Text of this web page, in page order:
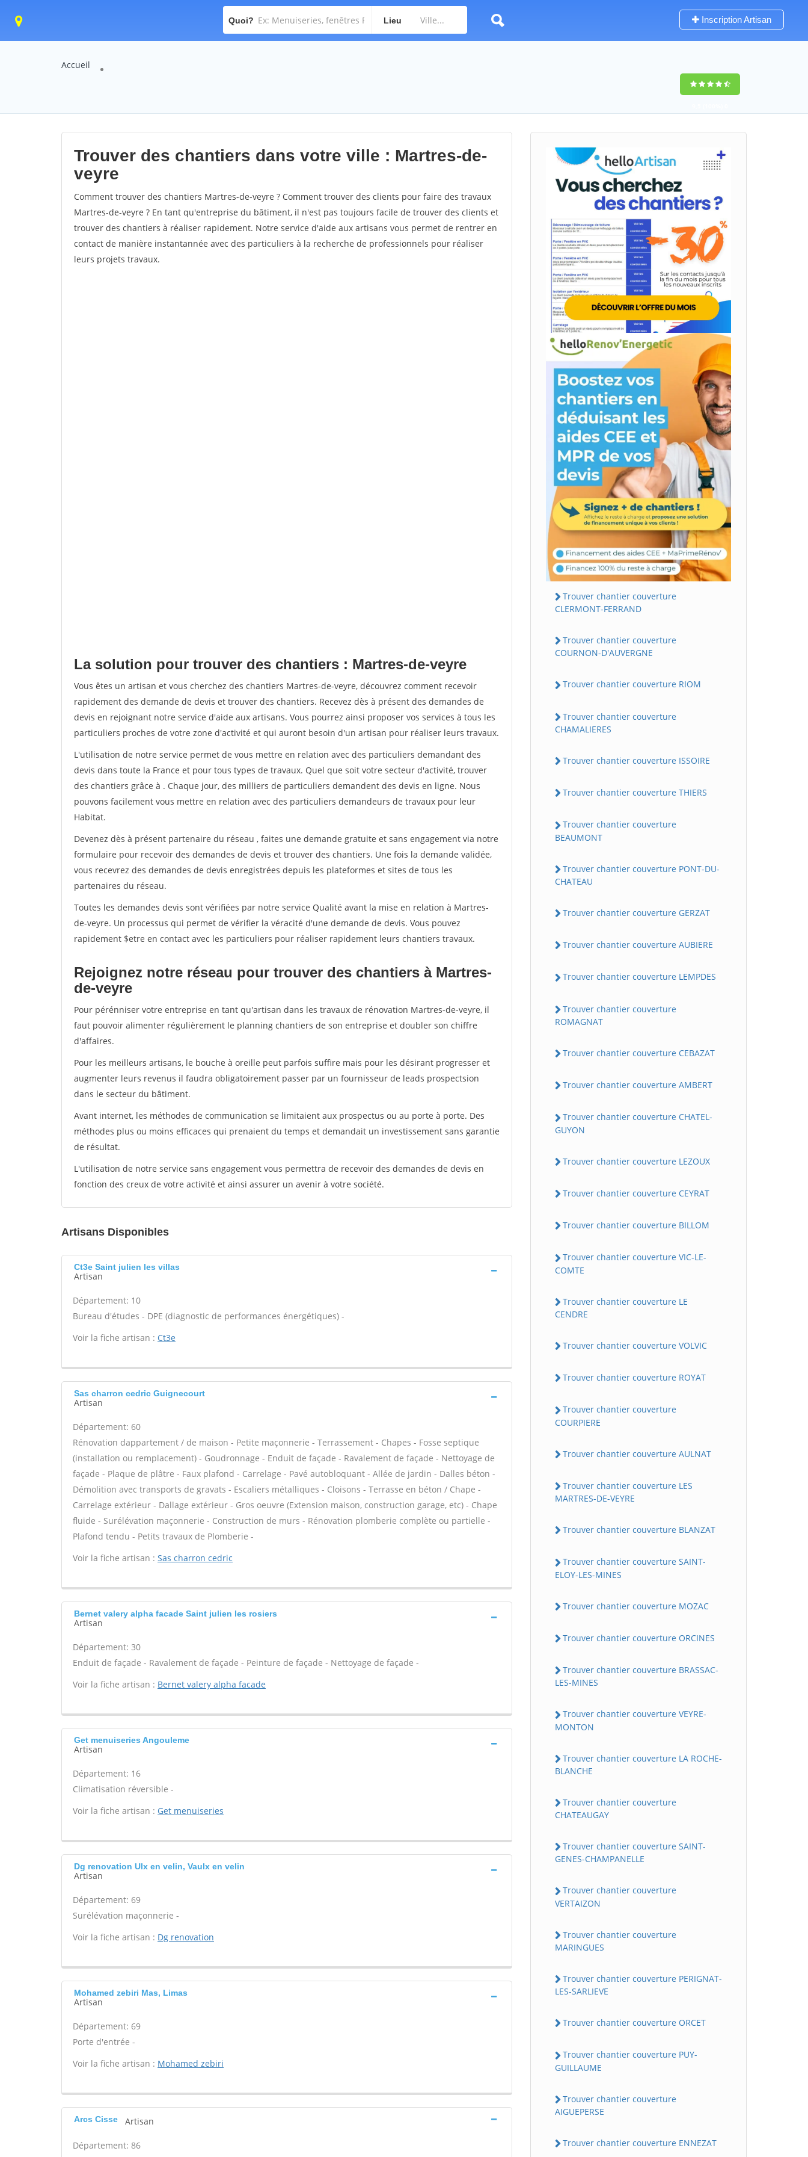
Quoi? Lieu Inscription Artisan
Accueil
Trouver des chantiers dans votre ville : Martres-de-
veyre
Comment trouver des chantiers Martres-de-veyre ? Comment trouver des clients pour faire des travaux
Martres-de-veyre ? En tant qu'entreprise du bâtiment, il n'est pas toujours facile de trouver des clients et
trouver des chantiers à réaliser rapidement. Notre service d'aide aux artisans vous permet de rentrer en
contact de manière instantannée avec des particuliers à la recherche de professionnels pour réaliser
leurs projets travaux.
La solution pour trouver des chantiers : Martres-de-veyre
Vous êtes un artisan et vous cherchez des chantiers Martres-de-veyre, découvrez comment recevoir
rapidement des demande de devis et trouver des chantiers. Recevez dès à présent des demandes de
devis en rejoignant notre service d'aide aux artisans. Vous pourrez ainsi proposer vos services à tous les
particuliers proches de votre zone d'activité et qui auront besoin d'un artisan pour réaliser leurs travaux.
L'utilisation de notre service permet de vous mettre en relation avec des particuliers demandant des
devis dans toute la France et pour tous types de travaux. Quel que soit votre secteur d'activité, trouver
des chantiers grâce à . Chaque jour, des milliers de particuliers demandent des devis en ligne. Nous
pouvons facilement vous mettre en relation avec des particuliers demandeurs de travaux pour leur
Habitat.
Devenez dès à présent partenaire du réseau , faites une demande gratuite et sans engagement via notre
formulaire pour recevoir des demandes de devis et trouver des chantiers. Une fois la demande validée,
vous recevrez des demandes de devis enregistrées depuis les plateformes et sites de tous les
partenaires du réseau.
Toutes les demandes devis sont vérifiées par notre service Qualité avant la mise en relation à Martres-
de-veyre. Un processus qui permet de vérifier la véracité d'une demande de devis. Vous pouvez
rapidement $etre en contact avec les particuliers pour réaliser rapidement leurs chantiers travaux.
Rejoignez notre réseau pour trouver des chantiers à Martres-
de-veyre
Pour pérénniser votre entreprise en tant qu'artisan dans les travaux de rénovation Martres-de-veyre, il
faut pouvoir alimenter régulièrement le planning chantiers de son entreprise et doubler son chiffre
d'affaires.
Pour les meilleurs artisans, le bouche à oreille peut parfois suffire mais pour les désirant progresser et
augmenter leurs revenus il faudra obligatoirement passer par un fournisseur de leads prospectsion
dans le secteur du bâtiment.
Avant internet, les méthodes de communication se limitaient aux prospectus ou au porte à porte. Des
méthodes plus ou moins efficaces qui prenaient du temps et demandait un investissement sans garantie
de résultat.
L'utilisation de notre service sans engagement vous permettra de recevoir des demandes de devis en
fonction des creux de votre activité et ainsi assurer un avenir à votre société.
Artisans Disponibles
Ct3e Saint julien les villas
Artisan
Département: 10
Bureau d'études - DPE (diagnostic de performances énergétiques) -
Voir la fiche artisan : Ct3e
Sas charron cedric Guignecourt
Artisan
Département: 60
Rénovation dappartement / de maison - Petite maçonnerie - Terrassement - Chapes - Fosse septique
(installation ou remplacement) - Goudronnage - Enduit de façade - Ravalement de façade - Nettoyage de
façade - Plaque de plâtre - Faux plafond - Carrelage - Pavé autobloquant - Allée de jardin - Dalles béton -
Démolition avec transports de gravats - Escaliers métalliques - Cloisons - Terrasse en béton / Chape -
Carrelage extérieur - Dallage extérieur - Gros oeuvre (Extension maison, construction garage, etc) - Chape
fluide - Surélévation maçonnerie - Construction de murs - Rénovation plomberie complète ou partielle -
Plafond tendu - Petits travaux de Plomberie -
Voir la fiche artisan : Sas charron cedric
Bernet valery alpha facade Saint julien les rosiers
Artisan
Département: 30
Enduit de façade - Ravalement de façade - Peinture de façade - Nettoyage de façade -
Voir la fiche artisan : Bernet valery alpha facade
Get menuiseries Angouleme
Artisan
Département: 16
Climatisation réversible -
Voir la fiche artisan : Get menuiseries
Dg renovation Ulx en velin, Vaulx en velin
Artisan
Département: 69
Surélévation maçonnerie -
Voir la fiche artisan : Dg renovation
Mohamed zebiri Mas, Limas
Artisan
Département: 69
Porte d'entrée -
Voir la fiche artisan : Mohamed zebiri
Arcs Cisse Artisan
Département: 86
Trouver chantier couverture
CLERMONT-FERRAND
Trouver chantier couverture
COURNON-D'AUVERGNE
Trouver chantier couverture RIOM
Trouver chantier couverture
CHAMALIERES
Trouver chantier couverture ISSOIRE
Trouver chantier couverture THIERS
Trouver chantier couverture
BEAUMONT
Trouver chantier couverture PONT-DU-
CHATEAU
Trouver chantier couverture GERZAT
Trouver chantier couverture AUBIERE
Trouver chantier couverture LEMPDES
Trouver chantier couverture
ROMAGNAT
Trouver chantier couverture CEBAZAT
Trouver chantier couverture AMBERT
Trouver chantier couverture CHATEL-
GUYON
Trouver chantier couverture LEZOUX
Trouver chantier couverture CEYRAT
Trouver chantier couverture BILLOM
Trouver chantier couverture VIC-LE-
COMTE
Trouver chantier couverture LE
CENDRE
Trouver chantier couverture VOLVIC
Trouver chantier couverture ROYAT
Trouver chantier couverture
COURPIERE
Trouver chantier couverture AULNAT
Trouver chantier couverture LES
MARTRES-DE-VEYRE
Trouver chantier couverture BLANZAT
Trouver chantier couverture SAINT-
ELOY-LES-MINES
Trouver chantier couverture MOZAC
Trouver chantier couverture ORCINES
Trouver chantier couverture BRASSAC-
LES-MINES
Trouver chantier couverture VEYRE-
MONTON
Trouver chantier couverture LA ROCHE-
BLANCHE
Trouver chantier couverture
CHATEAUGAY
Trouver chantier couverture SAINT-
GENES-CHAMPANELLE
Trouver chantier couverture
VERTAIZON
Trouver chantier couverture
MARINGUES
Trouver chantier couverture PERIGNAT-
LES-SARLIEVE
Trouver chantier couverture ORCET
Trouver chantier couverture PUY-
GUILLAUME
Trouver chantier couverture
AIGUEPERSE
Trouver chantier couverture ENNEZAT